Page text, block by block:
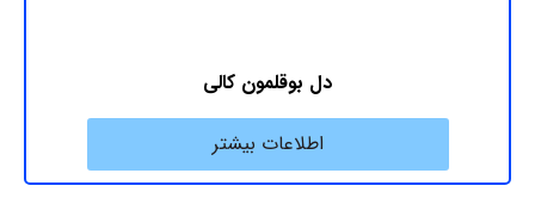
دل بوقلمون کالی
اطلاعات بیشتر